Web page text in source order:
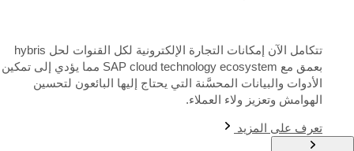
تتكامل الآن إمكانات التجارة الإلكترونية لكل القنوات لحل hybris
بعمق مع SAP cloud technology ecosystem مما يؤدي إلى تمكين
الأدوات والبيانات المحسَّنة التي يحتاج إليها البائعون لتحسين
الهوامش وتعزيز ولاء العملاء.
تعرف على المزيد